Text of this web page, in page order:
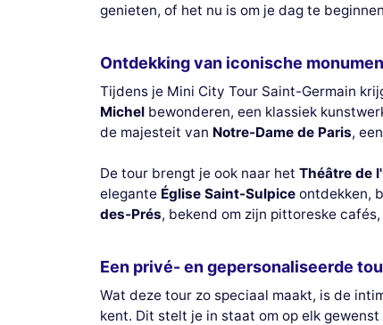
genieten, of het nu is om je dag te
Ontdekking van iconische
Tijdens je Mini City Tour Saint-Germain
Michel bewonderen, een klassiek
de majesteit van Notre-Dame de Paris,
De tour brengt je ook naar het Théâtre de
elegante Église Saint-Sulpice ontdekken,
des-Prés, bekend om zijn pittoreske
Een privé- en gepersonaliseerde
Wat deze tour zo speciaal maakt, is de
kent. Dit stelt je in staat om op elk